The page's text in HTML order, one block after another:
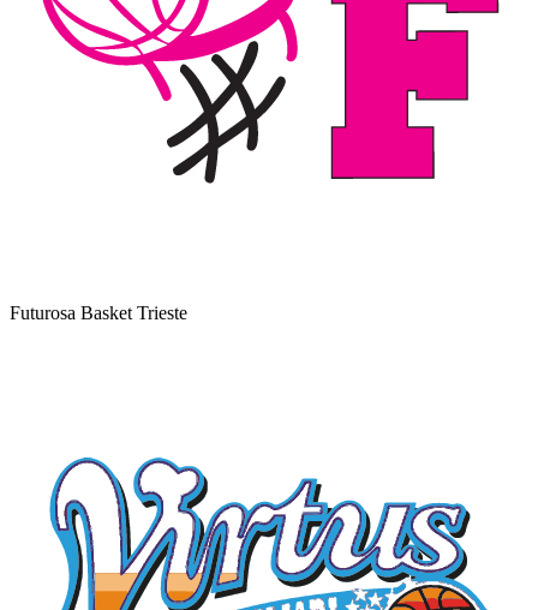
Futurosa Basket Trieste